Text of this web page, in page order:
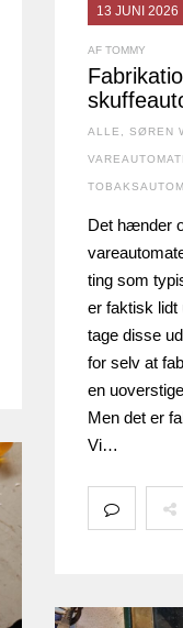
13 JUNI 2026
AF TOMMY
ALLE , SØREN
Det hænder
ting som
er faktisk lidt
tage disse
for selv at
en
Men det er
Vi…